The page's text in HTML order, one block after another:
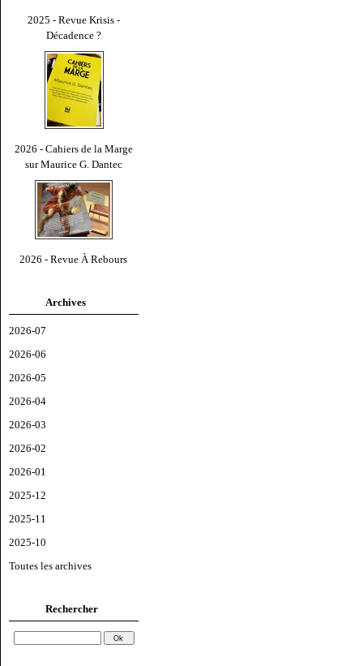
2025 - Revue Krisis -
Décadence ?
2026 - Cahiers de la Marge
sur Maurice G. Dantec
2026 - Revue À Rebours
Archives
2026-07
2026-06
2026-05
2026-04
2026-03
2026-02
2026-01
2025-12
2025-11
2025-10
Toutes les archives
Rechercher